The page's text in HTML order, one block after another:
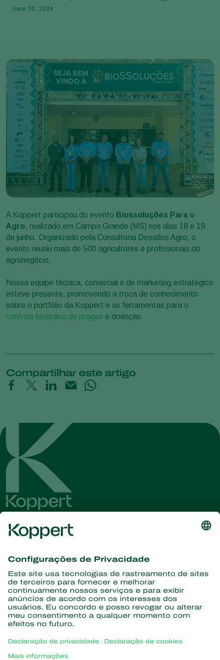
June 20, 2024
A Koppert participou do evento Biossoluções Para o
Agro, realizado em Campo Grande (MS) nos dias 18 e 19
de junho. Organizado pela Consultoria Desafios Agro, o
evento reuniu mais de 500 agricultores e profissionais do
agronegócio.
Nossa equipe técnica, comercial e de marketing estratégico
esteve presente, promovendo a troca de conhecimento
sobre o portfólio da Koppert e as ferramentas para o
controle biológico de pragas e doenças.
Compartilhar este artigo
informações
Assine aqui
Parceiros com a natureza
Sobre a Koppert